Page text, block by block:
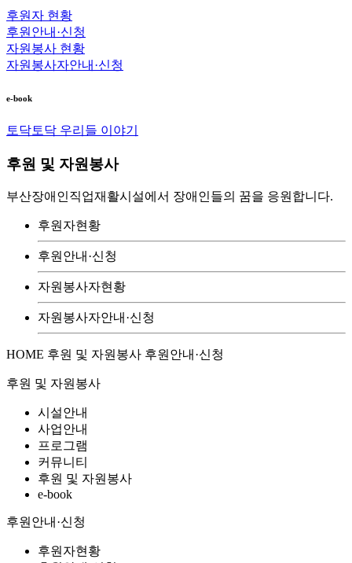
후원자 현황
후원안내·신청
자원봉사 현황
자원봉사자안내·신청
e-book
토닥토닥 우리들 이야기
후원 및 자원봉사
부산장애인직업재활시설에서 장애인들의 꿈을 응원합니다.
후원자현황
후원안내·신청
자원봉사자현황
자원봉사자안내·신청
HOME 후원 및 자원봉사 후원안내·신청
후원 및 자원봉사
시설안내
사업안내
프로그램
커뮤니티
후원 및 자원봉사
e-book
후원안내·신청
후원자현황